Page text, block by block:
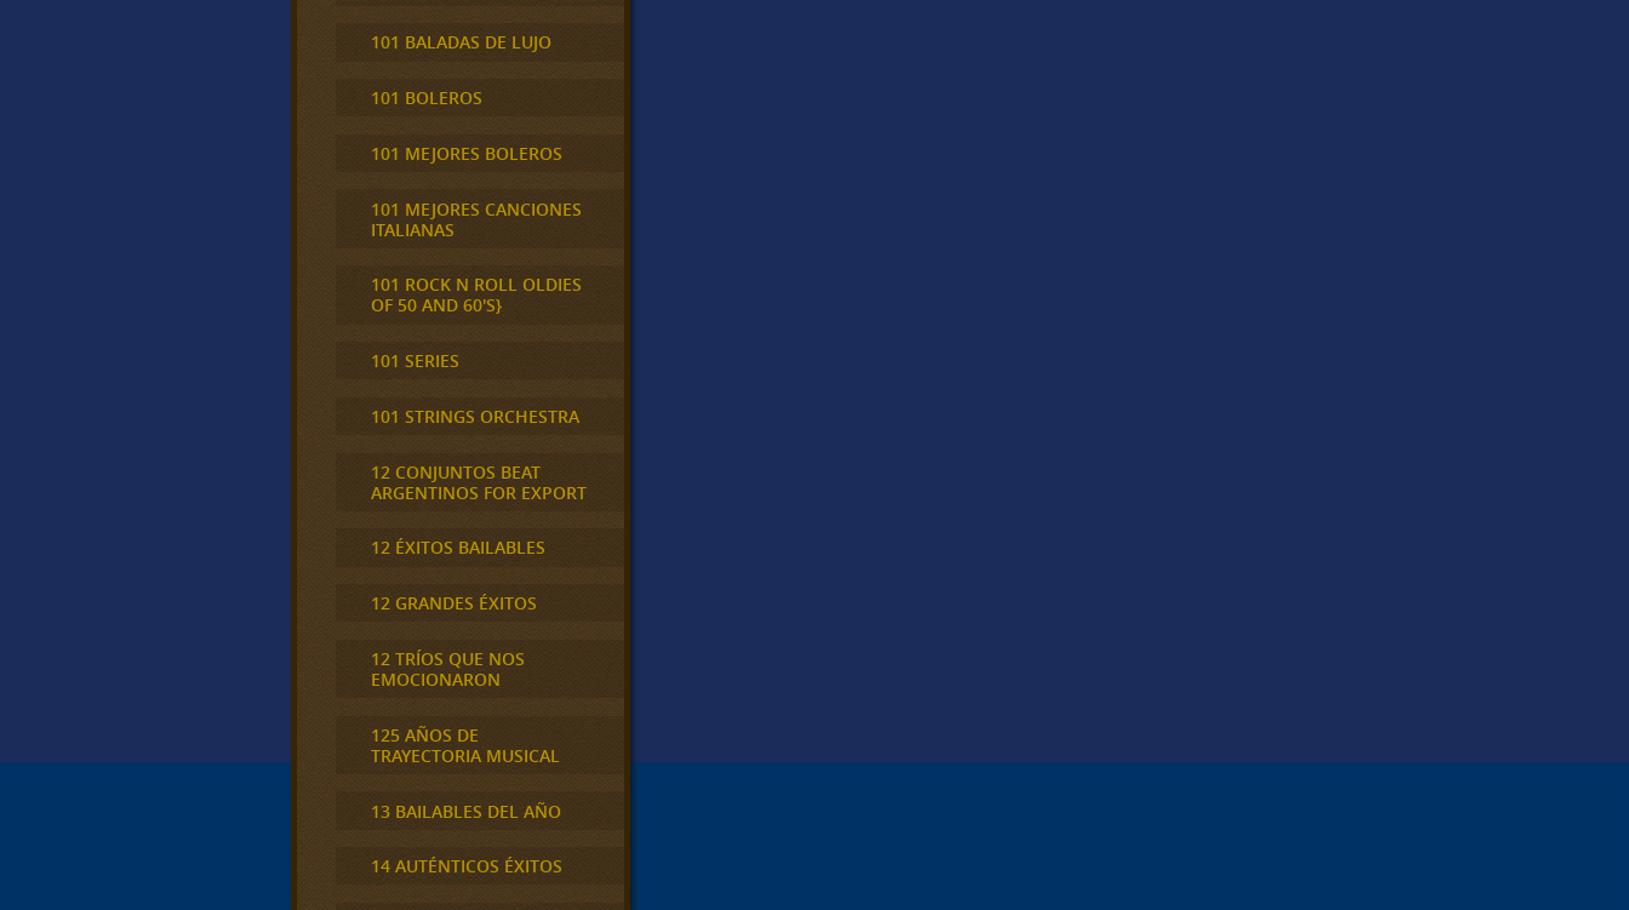
101 BALADAS DE LUJO
101 BOLEROS
101 MEJORES BOLEROS
101 MEJORES CANCIONES
ITALIANAS
101 ROCK N ROLL OLDIES
OF 50 AND 60'S}
101 SERIES
101 STRINGS ORCHESTRA
12 CONJUNTOS BEAT
ARGENTINOS FOR EXPORT
12 ÉXITOS BAILABLES
12 GRANDES ÉXITOS
12 TRÍOS QUE NOS
EMOCIONARON
125 AÑOS DE
TRAYECTORIA MUSICAL
13 BAILABLES DEL AÑO
14 AUTÉNTICOS ÉXITOS